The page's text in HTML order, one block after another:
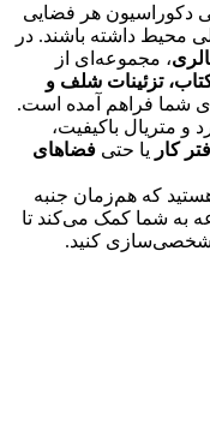
دکوراسیون هر فضایی
محیط داشته باشند. در
، مجموعه‌ای از
تزئینات شلف و
شما فراهم آمده است.
متریال باکیفیت،
کار یا حتی فضاهای
که هم‌زمان جنبه
به شما کمک می‌کند تا
شخصی‌سازی کنید.